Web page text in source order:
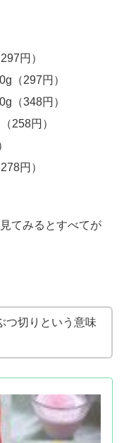
円）
（297円）
（348円）
258円）
円）
てみるとすべてが
つ切りという意味